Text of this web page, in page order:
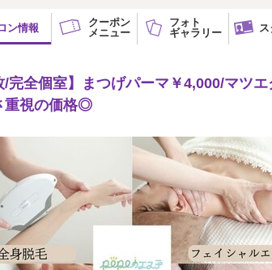
ン情報
クーポン
メニュー
フォト
ギャラリー
/完全個室】まつげパーマ￥4,000/マツ
重視の価格◎